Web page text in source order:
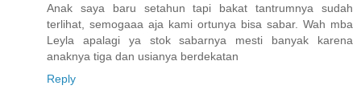
Anak saya baru setahun tapi bakat tantrumnya sudah
terlihat, semogaaa aja kami ortunya bisa sabar. Wah mba
Leyla apalagi ya stok sabarnya mesti banyak karena
anaknya tiga dan usianya berdekatan
Reply